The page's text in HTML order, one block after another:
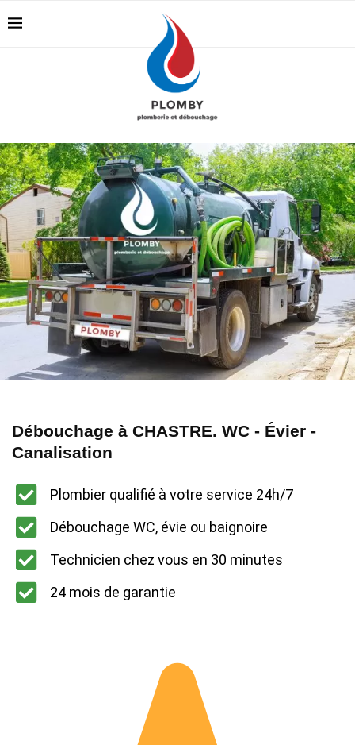
Débouchage à CHASTRE. WC - Évier -
Canalisation
Plombier qualifié à votre service 24h/7
Débouchage WC, évie ou baignoire
Technicien chez vous en 30 minutes
24 mois de garantie